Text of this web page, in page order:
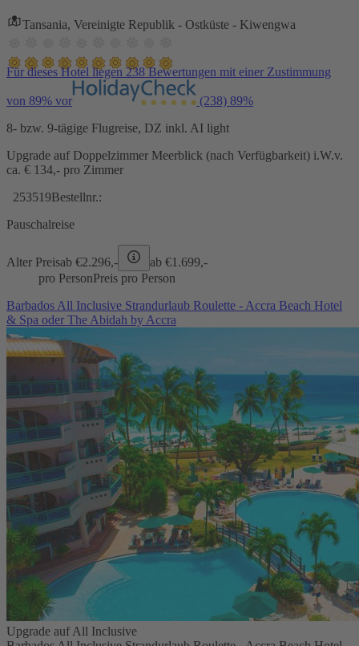
Tansania, Vereinigte Republik - Ostküste - Kiwengwa
Für dieses Hotel liegen 238 Bewertungen mit einer Zustimmung
von 89% vor (238) 89%
8- bzw. 9-tägige Flugreise, DZ inkl. AI light
Upgrade auf Doppelzimmer Meerblick (nach Verfügbarkeit) i.W.v.
ca. € 134,- pro Zimmer
253519Bestellnr.:
Pauschalreise
Alter Preisab €2.296,- ab €1.699,-
pro PersonPreis pro Person
Barbados All Inclusive Strandurlaub Roulette - Accra Beach Hotel
& Spa oder The Abidah by Accra
Upgrade auf All Inclusive